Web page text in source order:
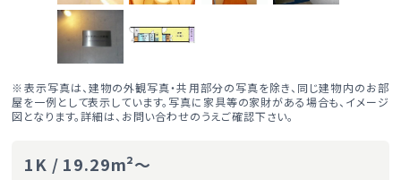
※表示写真は、建物の外観写真・共用部分の写真を除き、同じ建物内のお部
屋を一例として表示しています。写真に家具等の家財がある場合も、イメージ
図となります。詳細は、お問い合わせのうえご確認下さい。
1K / 19.29m²～